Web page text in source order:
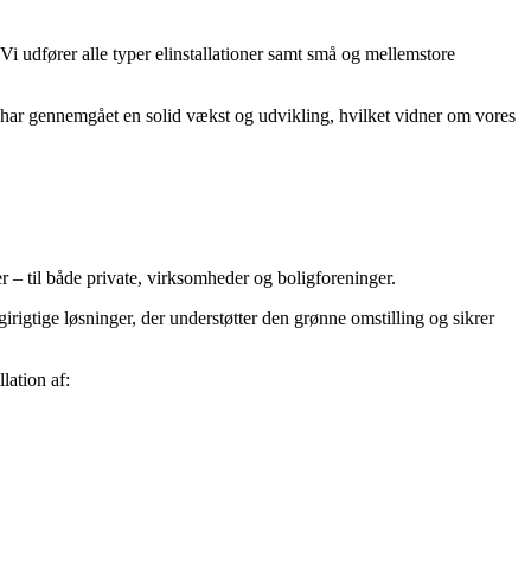
udfører alle typer elinstallationer samt små og mellemstore
gennemgået en solid vækst og udvikling, hvilket vidner om vores
– til både private, virksomheder og boligforeninger.
løsninger, der understøtter den grønne omstilling og sikrer
af: